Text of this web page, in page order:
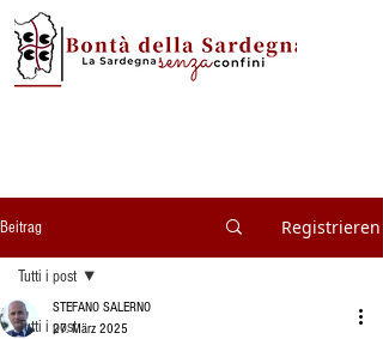
Beitrag Registrieren
Tutti i post
Tutti i post
STEFANO SALERNO
27. März 2025